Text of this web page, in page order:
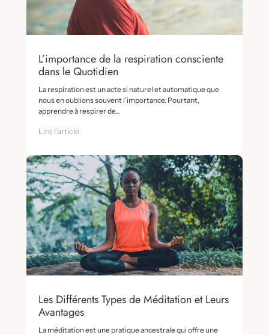
L’importance de la respiration consciente
dans le Quotidien
La respiration est un acte si naturel et automatique que
nous en oublions souvent l’importance. Pourtant,
apprendre à respirer de…
Lire l’article
Les Différents Types de Méditation et Leurs
Avantages
La méditation est une pratique ancestrale qui offre une